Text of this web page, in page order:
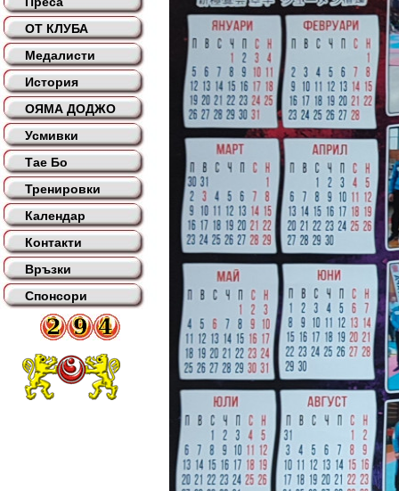
ОТ КЛУБА
Медалисти
История
ОЯМА ДОДЖО
Усмивки
Тае Бо
Тренировки
Календар
Контакти
Връзки
Спонсори